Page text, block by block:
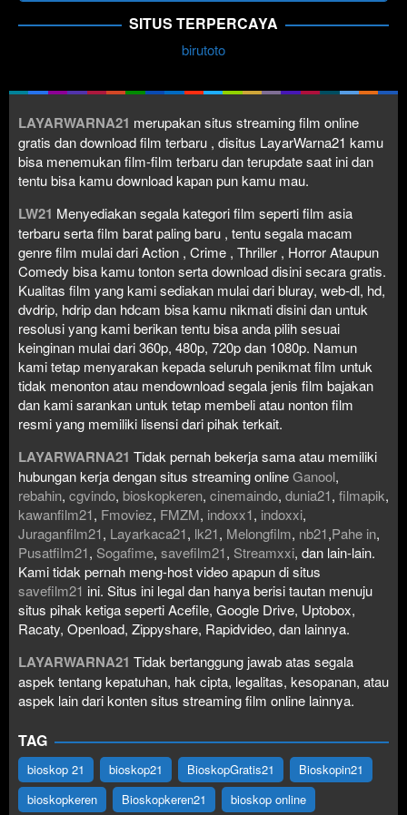
SITUS TERPERCAYA
birutoto
LAYARWARNA21 merupakan situs streaming film online
gratis dan download film terbaru , disitus LayarWarna21 kamu
bisa menemukan film-film terbaru dan terupdate saat ini dan
tentu bisa kamu download kapan pun kamu mau.
LW21 Menyediakan segala kategori film seperti film asia
terbaru serta film barat paling baru , tentu segala macam
genre film mulai dari Action , Crime , Thriller , Horror Ataupun
Comedy bisa kamu tonton serta download disini secara gratis.
Kualitas film yang kami sediakan mulai dari bluray, web-dl, hd,
dvdrip, hdrip dan hdcam bisa kamu nikmati disini dan untuk
resolusi yang kami berikan tentu bisa anda pilih sesuai
keinginan mulai dari 360p, 480p, 720p dan 1080p. Namun
kami tetap menyarakan kepada seluruh penikmat film untuk
tidak menonton atau mendownload segala jenis film bajakan
dan kami sarankan untuk tetap membeli atau nonton film
resmi yang memiliki lisensi dari pihak terkait.
LAYARWARNA21 Tidak pernah bekerja sama atau memiliki
hubungan kerja dengan situs streaming onlineGanool,
rebahin, cgvindo, bioskopkeren, cinemaindo, dunia21, filmapik,
kawanfilm21, Fmoviez, FMZM, indoxx1, indoxxi,
Juraganfilm21, Layarkaca21, lk21, Melongfilm, nb21,Pahe in,
Pusatfilm21, Sogafime, savefilm21, Streamxxi, dan lain-lain.
Kami tidak pernah meng-host video apapun di situs
savefilm21 ini. Situs ini legal dan hanya berisi tautan menuju
situs pihak ketiga seperti Acefile, Google Drive, Uptobox,
Racaty, Openload, Zippyshare, Rapidvideo, dan lainnya.
LAYARWARNA21 Tidak bertanggung jawab atas segala
aspek tentang kepatuhan, hak cipta, legalitas, kesopanan, atau
aspek lain dari konten situs streaming film online lainnya.
TAG
bioskop 21 bioskop21 BioskopGratis21
Bioskopin21
bioskopkeren
Bioskopkeren21 bioskop online